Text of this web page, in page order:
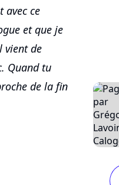
avec ce
et que je
vient de
Quand tu
de la fin